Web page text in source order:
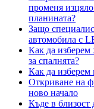
променя
планината?
Защо
автомобила с
Как да изберем
за спалнята?
Как да изберем
Откриване на
ново начало
Къде в близост